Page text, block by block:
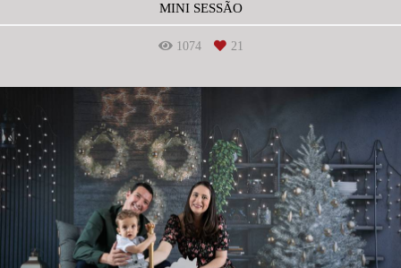
MINI SESSÃO
1074 21